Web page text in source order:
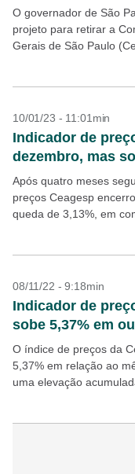
O governador de São
projeto para retirar a
Gerais de São Paulo
10/01/23 - 11:01min
Indicador de
dezembro, mas
Após quatro meses
preços Ceagesp
queda de 3,13%, em
08/11/22 - 9:18min
Indicador de
sobe 5,37% em
O índice de preços da
5,37% em relação ao
uma elevação